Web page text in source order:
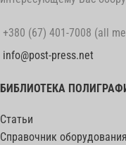
+380 (67) 401-7008 (all
info@post-press.net
БИБЛИОТЕКА
Статьи
Справочник оборудования